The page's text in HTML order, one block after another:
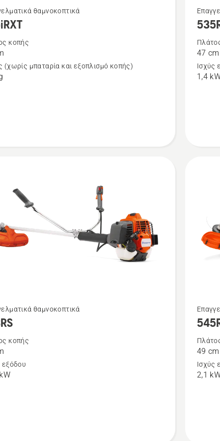
θαμνοκοπτικά
κοπής
(χωρίς μπαταρία και εξοπλισμό κοπής)
Δείτε
για
535RX
47 cm
Ισχύς
1,4
θαμνοκοπτικά
κοπής
εξόδου
Δείτε
για
545RX
49 cm
Ισχύς
2,1